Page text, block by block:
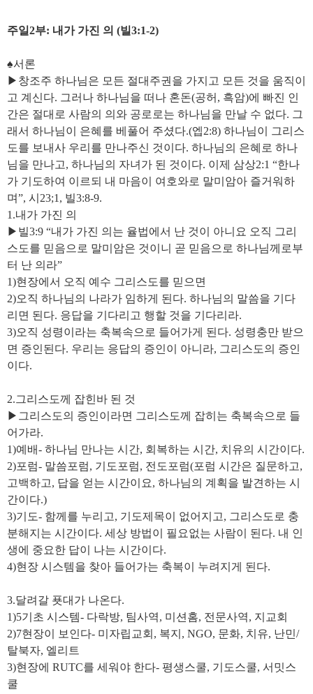
주일2부: 내가 가진 의 (빌3:1-2)
♠서론
▶창조주 하나님은 모든 절대주권을 가지고 모든 것을 움직이
고 계신다. 그러나 하나님을 떠나 혼돈(공허, 흑암)에 빠진 인
간은 절대로 사람의 의와 공로로는 하나님을 만날 수 없다. 그
래서 하나님이 은혜를 베풀어 주셨다.(엡2:8) 하나님이 그리스
도를 보내사 우리를 만나주신 것이다. 하나님의 은혜로 하나
님을 만나고, 하나님의 자녀가 된 것이다. 이제 삼상2:1 “한나
가 기도하여 이르되 내 마음이 여호와로 말미암아 즐거워하
며”, 시23;1, 빌3:8-9.
1.내가 가진 의
▶빌3:9 “내가 가진 의는 율법에서 난 것이 아니요 오직 그리
스도를 믿음으로 말미암은 것이니 곧 믿음으로 하나님께로부
터 난 의라”
1)현장에서 오직 예수 그리스도를 믿으면
2)오직 하나님의 나라가 임하게 된다. 하나님의 말씀을 기다
리면 된다. 응답을 기다리고 행할 것을 기다리라.
3)오직 성령이라는 축복속으로 들어가게 된다. 성령충만 받으
면 증인된다. 우리는 응답의 증인이 아니라, 그리스도의 증인
이다.
2.그리스도께 잡힌바 된 것
▶그리스도의 증인이라면 그리스도께 잡히는 축복속으로 들
어가라.
1)예배- 하나님 만나는 시간, 회복하는 시간, 치유의 시간이다.
2)포럼- 말씀포럼, 기도포럼, 전도포럼(포럼 시간은 질문하고,
고백하고, 답을 얻는 시간이요, 하나님의 계획을 발견하는 시
간이다.)
3)기도- 함께를 누리고, 기도제목이 없어지고, 그리스도로 충
분해지는 시간이다. 세상 방법이 필요없는 사람이 된다. 내 인
생에 중요한 답이 나는 시간이다.
4)현장 시스템을 찾아 들어가는 축복이 누려지게 된다.
3.달려갈 푯대가 나온다.
1)5기초 시스템- 다락방, 팀사역, 미션홈, 전문사역, 지교회
2)7현장이 보인다- 미자립교회, 복지, NGO, 문화, 치유, 난민/
탈북자, 엘리트
3)현장에 RUTC를 세워야 한다- 평생스쿨, 기도스쿨, 서밋스
쿨